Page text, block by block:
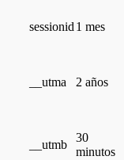
sessionid 1 mes
__utma 2 años
__utmb
30
minutos